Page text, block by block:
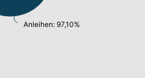
Anleihen: 97,10%